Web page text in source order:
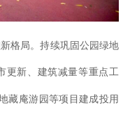
格局。持续巩固公园绿地
更新、建筑减量等重点工
藏庵游园等项目建成投用